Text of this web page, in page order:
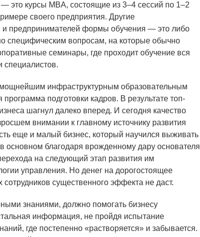
это курсы MBA, состоящие из 3–4 сессий по 1–2
своего предприятия. Другие
и предпринимателей формы обучения — это либо
специфическим вопросам, на которые обычно
семинары, где проходит обучение вся
специалистов.
мощнейшим инфраструктурным образовательным
подготовки кадров. В результате топ-
шагнул далеко вперед. И сегодня качество
внимании к главному источнику развития
еще и малый бизнес, который научился выживать
основном благодаря врожденному дару основателя
на следующий этап развития им
управления. Но денег на дорогостоящее
сотрудников существенного эффекта не даст.
знаниями, должно помогать бизнесу
информация, не пройдя испытание
где постепенно «растворяется» и забывается.